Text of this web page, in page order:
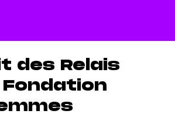
des Relais